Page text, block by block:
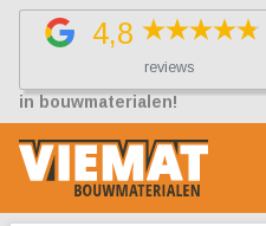
4,8
reviews
in bouwmaterialen!